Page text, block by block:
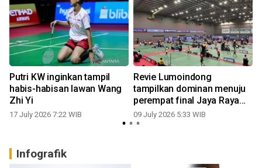
Putri KW inginkan tampil
habis-habisan lawan Wang
Zhi Yi
17 July 2026 7:22 WIB
Revie Lumoindong
tampilkan dominan menuju
perempat final Jaya Raya
JIGP
09 July 2026 5:33 WIB
Infografik